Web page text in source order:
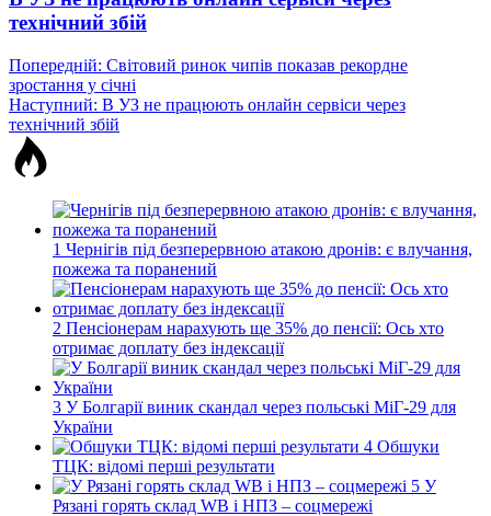
технічний збій
Навігація
записів
Попередній: Світовий ринок чипів показав рекордне
зростання у січні
Наступний: В УЗ не працюють онлайн сервіси через
технічний збій
1 Чернігів під безперервною атакою дронів: є влучання,
пожежа та поранений
2 Пенсіонерам нарахують ще 35% до пенсії: Ось хто
отримає доплату без індексації
3 У Болгарії виник скандал через польські МіГ-29 для
України
4 Обшуки
ТЦК: відомі перші результати
5 У
Рязані горять склад WB і НПЗ – соцмережі